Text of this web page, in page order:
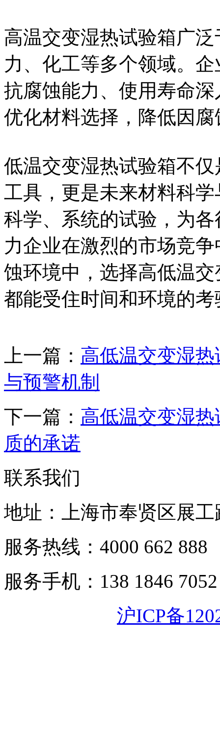
高温交变湿热试验箱广
力、化工等多个领域。
抗腐蚀能力、使用寿命
优化材料选择，降低因
低温交变湿热试验箱不
工具，更是未来材料科
科学、系统的试验，为
力企业在激烈的市场竞
蚀环境中，选择高低温
都能受住时间和环境的考
上一篇： 高低温交变湿
与预警机制
下一篇： 高低温交变湿
质的承诺
联系我们
地址：上海市奉贤区展工
服务热线：4000 662 888
服务手机：138 1846 7052
沪ICP备